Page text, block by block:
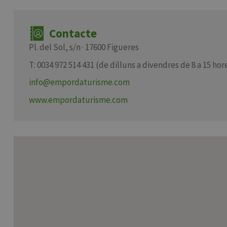
Contacte
Pl. del Sol, s/n · 17600 Figueres
T: 0034 972 514 431 (de dilluns a divendres de 8 a 15
info@empordaturisme.com
www.empordaturisme.com